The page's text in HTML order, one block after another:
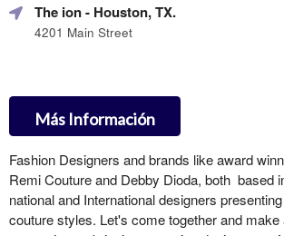
SEO
Eventos
The ion- Houston, TX.
4201 Main Street
Más Información